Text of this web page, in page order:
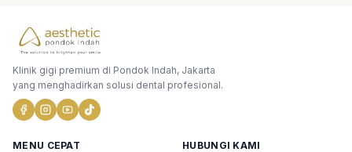
Klinik gigi premium di Pondok Indah, Jakarta
yang menghadirkan solusi dental profesional.
MENU CEPAT
HUBUNGI KAMI